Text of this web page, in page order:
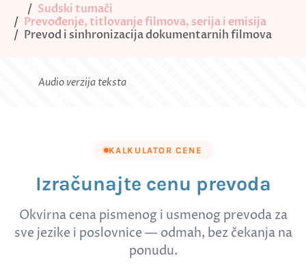
Sudski tumači
Prevođenje, titlovanje filmova, serija i emisija
Prevod i sinhronizacija dokumentarnih filmova
Audio verzija teksta
KALKULATOR CENE
Izračunajte cenu prevoda
Okvirna cena pismenog i usmenog prevoda za
sve jezike i poslovnice — odmah, bez čekanja na
ponudu.